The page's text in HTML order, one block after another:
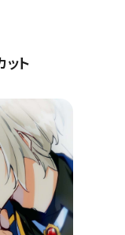
ット